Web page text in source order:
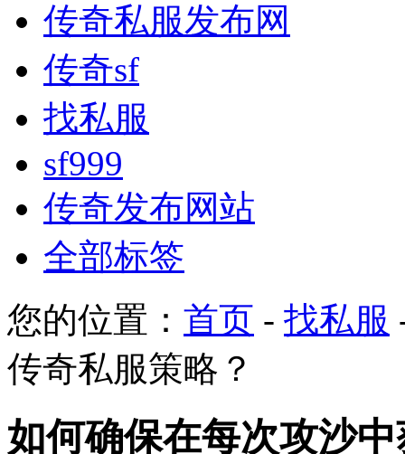
传奇私服发布网
传奇sf
找私服
sf999
传奇发布网站
全部标签
您的位置： 首页 - 找私服
传奇私服策略？
如何确保在每次攻沙